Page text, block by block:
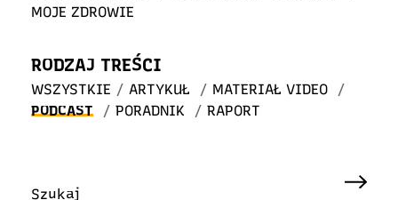
MOJE ZDROWIE
RODZAJ TREŚCI
WSZYSTKIE / ARTYKUŁ / MATERIAŁ VIDEO
/
PODCAST
/ PORADNIK / RAPORT